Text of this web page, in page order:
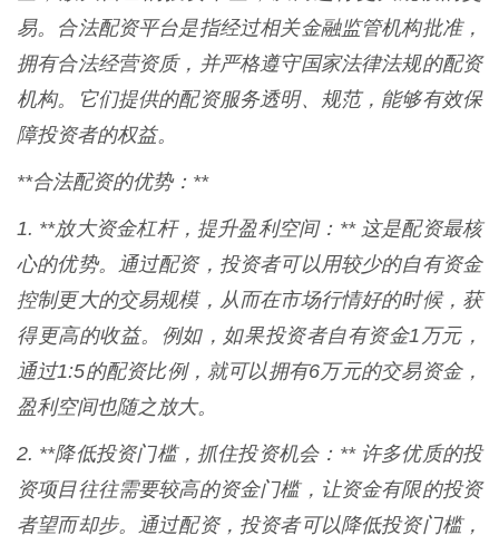
易。合法配资平台是指经过相关金融监管机构批准，
拥有合法经营资质，并严格遵守国家法律法规的配资
机构。它们提供的配资服务透明、规范，能够有效保
障投资者的权益。
**合法配资的优势：**
1. **放大资金杠杆，提升盈利空间：** 这是配资最核
心的优势。通过配资，投资者可以用较少的自有资金
控制更大的交易规模，从而在市场行情好的时候，获
得更高的收益。例如，如果投资者自有资金1万元，
通过1:5的配资比例，就可以拥有6万元的交易资金，
盈利空间也随之放大。
2. **降低投资门槛，抓住投资机会：** 许多优质的投
资项目往往需要较高的资金门槛，让资金有限的投资
者望而却步。通过配资，投资者可以降低投资门槛，